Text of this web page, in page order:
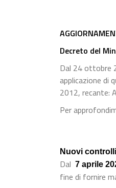
Decreto del
Dal 24 ottobre
applicazione di
2012, recante:
Per
Nuovi
Dal 7 aprile
fine di fornire